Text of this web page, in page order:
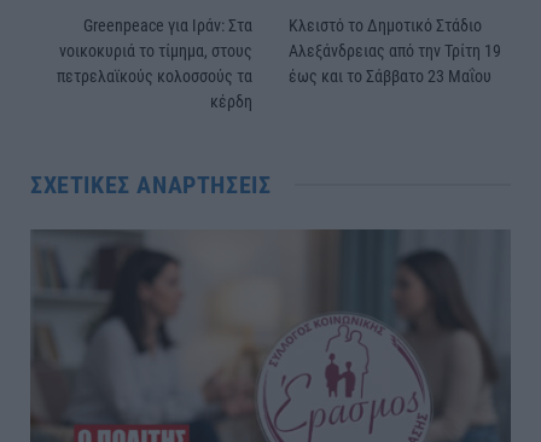
Greenpeace για Ιράν: Στα
νοικοκυριά το τίμημα, στους
πετρελαϊκούς κολοσσούς τα
κέρδη
Κλειστό το Δημοτικό Στάδιο
Αλεξάνδρειας από την Τρίτη 19
έως και το Σάββατο 23 Μαΐου
ΣΧΕΤΙΚΈΣ ΑΝΑΡΤΉΣΕΙΣ